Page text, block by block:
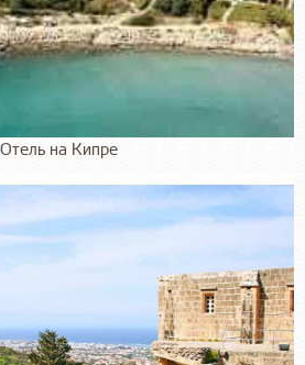
Отель на Кипре